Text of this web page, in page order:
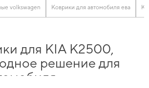
volkswagen Коврики для автомобиля ева
для KIA K2500,
решение для